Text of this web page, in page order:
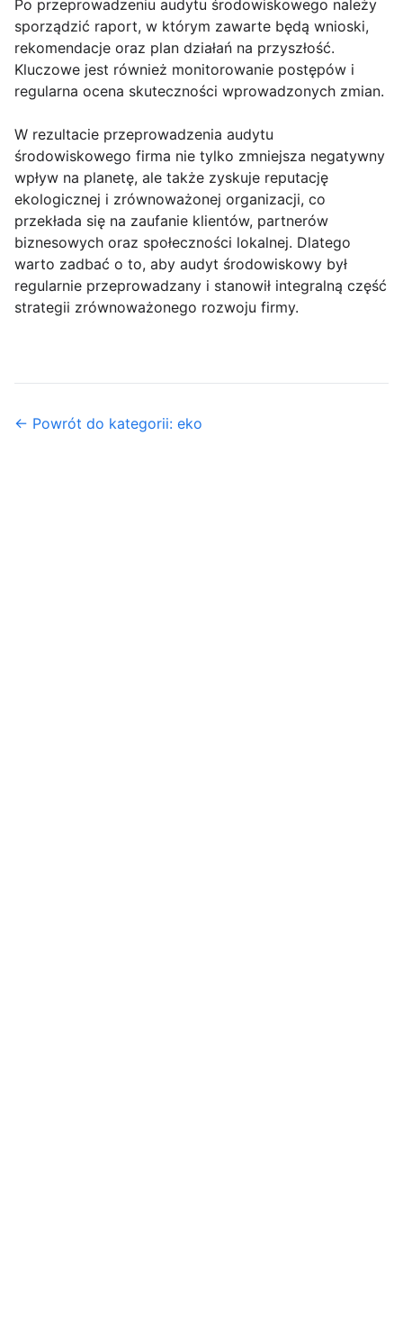
Po przeprowadzeniu audytu środowiskowego należy
sporządzić raport, w którym zawarte będą wnioski,
rekomendacje oraz plan działań na przyszłość.
Kluczowe jest również monitorowanie postępów i
regularna ocena skuteczności wprowadzonych zmian.
W rezultacie przeprowadzenia audytu
środowiskowego firma nie tylko zmniejsza negatywny
wpływ na planetę, ale także zyskuje reputację
ekologicznej i zrównoważonej organizacji, co
przekłada się na zaufanie klientów, partnerów
biznesowych oraz społeczności lokalnej. Dlatego
warto zadbać o to, aby audyt środowiskowy był
regularnie przeprowadzany i stanowił integralną część
strategii zrównoważonego rozwoju firmy.
← Powrót do kategorii: eko